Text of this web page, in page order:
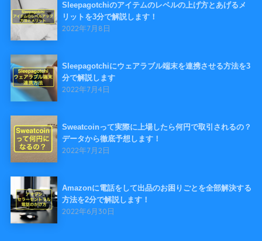
Sleepagotchiのアイテムのレベルの上げ方とあげるメ
リットを3分で解説します！
2022年7月8日
Sleepagotchiにウェアラブル端末を連携させる方法を3
分で解説します
2022年7月4日
Sweatcoinって実際に上場したら何円で取引されるの？
データから徹底予想します！
2022年7月2日
Amazonに電話をして出品のお困りごとを全部解決する
方法を2分で解説します！
2022年6月30日